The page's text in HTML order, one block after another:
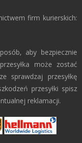
firm kurierskich:
aby bezpiecznie
może zostać
sprawdzaj przesyłkę
przesyłki spisz
reklamacji.